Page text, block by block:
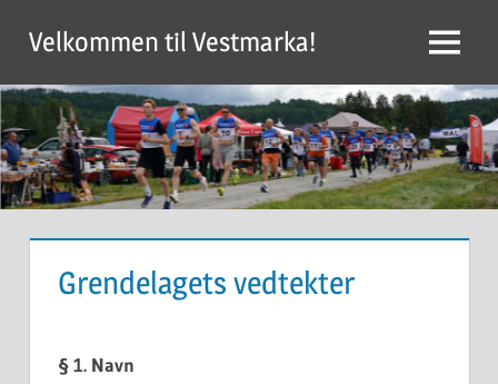
content
Velkommen til Vestmarka! Menu
Grendelagets vedtekter
§ 1. Navn